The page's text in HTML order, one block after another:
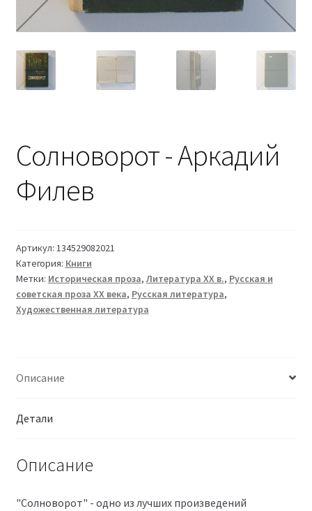
Солноворот - Аркадий
Филев
Артикул: 134529082021
Категория: Книги
Метки: Историческая проза,Литература XX в., Русская и
советская проза XX века, Русская литература,
Художественная литература
Описание
Детали
Описание
"Солноворот" - одно из лучших произведений